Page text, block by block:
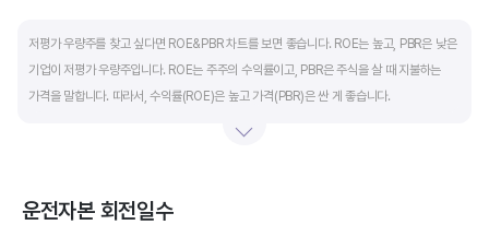
저평가 우량주를 찾고 싶다면 ROE&PBR 차트를 보면 좋습니다. ROE는 높고, PBR은 낮은
기업이 저평가 우량주입니다. ROE는 주주의 수익률이고, PBR은 주식을 살 때 지불하는
가격을 말합니다. 따라서, 수익률(ROE)은 높고 가격(PBR)은 싼 게 좋습니다.
운전자본 회전일수